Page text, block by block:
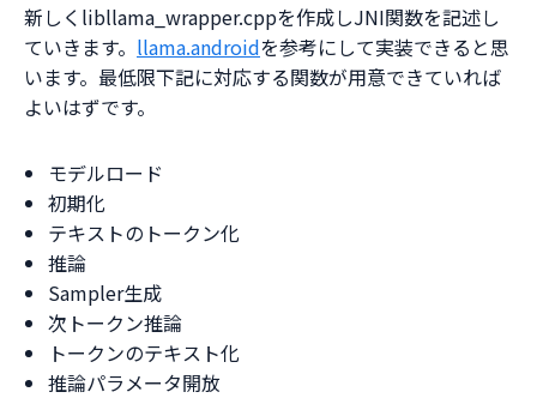
新しくlibllama_wrapper.cppを作成しJNI関数を記述し
ていきます。 llama.androidを参考にして実装できると思
います。最低限下記に対応する関数が用意できていれば
よいはずです。
モデルロード
初期化
テキストのトークン化
推論
Sampler生成
次トークン推論
トークンのテキスト化
推論パラメータ開放